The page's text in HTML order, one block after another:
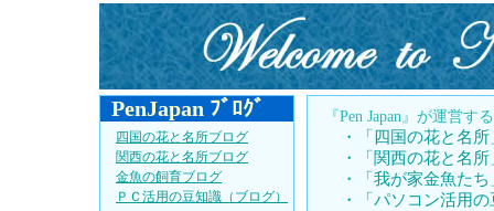
PenJapan ﾌﾞﾛｸﾞ
四国の花と名所ブログ
関西の花と名所ブログ
金魚の飼育ブログ
ＰＣ活用の豆知識（ブログ）
『Pen Japan』が運営
・「四国の花と名所
・「関西の花と名所
・「我が家金魚たち
・「パソコン活用の